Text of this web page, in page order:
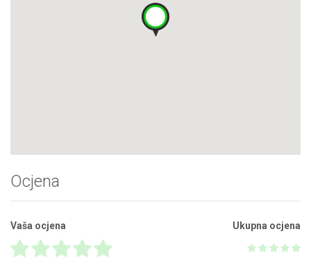
Ocjena
Vaša ocjena Ukupna ocjena